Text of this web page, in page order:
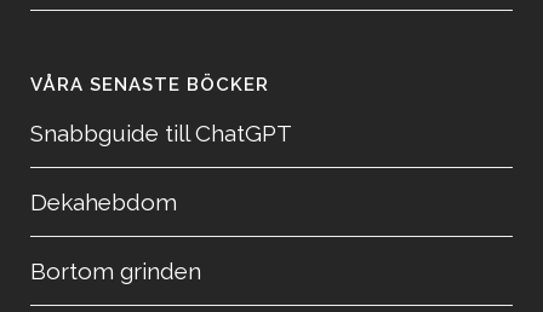
VÅRA SENASTE BÖCKER
Snabbguide till ChatGPT
Dekahebdom
Bortom grinden